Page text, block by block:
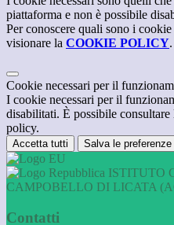
piattaforma e non è possibile
Per conoscere quali sono i
visionare la COOKIE POLICY.
Cookie necessari per il
I cookie necessari per il
disabilitati. È possibile
policy.
Accetta tutti Salva le preferenze
ISTITUTO
CAMPOBELLO DI LICATA
Contatti